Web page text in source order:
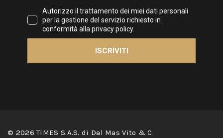
© 2026 TIMES S.A.S. di Dal Mas Vito & C.